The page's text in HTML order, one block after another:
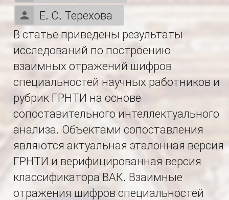
Е. С. Терехова
В статье приведены результаты
исследований по построению
взаимных отражений шифров
специальностей научных работников и
рубрик ГРНТИ на основе
сопоставительного интеллектуального
анализа. Объектами сопоставления
являются актуальная эталонная версия
ГРНТИ и верифицированная версия
классификатора ВАК. Взаимные
отражения шифров специальностей